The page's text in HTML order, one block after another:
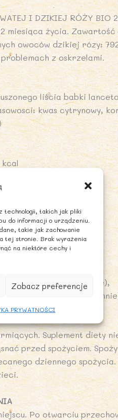
technologii, takich jak pliki
do informacji o urządzeniu.
takie jak zachowanie
tej stronie. Brak wyrażenia
na niektóre cechy i
Zobacz preferencje
PRYWATNOŚCI
I DZIKIEJ RÓŻY BIO
miesiąca życia.
owoców dzikiej rózy:
z oskrzelami.
liścia babki
kwas cytrynowy,
(2 x 7,5 ml dziennie),
(2 x 10 ml
Suplement diety
przed spożyciem.
dziennego
Po otwarciu